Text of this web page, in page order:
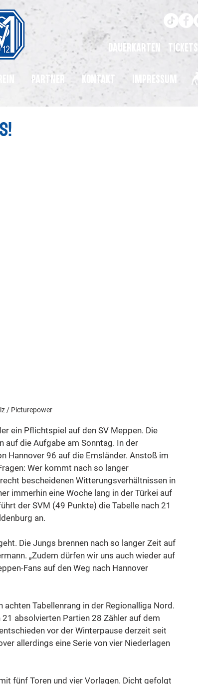
Partner Kontakt Impressum
dauerkarten Tickets
/ Picturepower
ein Pflichtspiel auf den SV Meppen. Die
auf die Aufgabe am Sonntag. In der
Hannover 96 auf die Emsländer. Anstoß im
Wer kommt nach so langer
bescheidenen Witterungsverhältnissen in
immerhin eine Woche lang in der Türkei auf
der SVM (49 Punkte) die Tabelle nach 21
an.
Die Jungs brennen nach so langer Zeit auf
„Zudem dürfen wir uns auch wieder auf
Fans auf den Weg nach Hannover
Tabellenrang in der Regionalliga Nord.
absolvierten Partien 28 Zähler auf dem
vor der Winterpause derzeit seit
allerdings eine Serie von vier Niederlagen
fünf Toren und vier Vorlagen. Dicht gefolgt